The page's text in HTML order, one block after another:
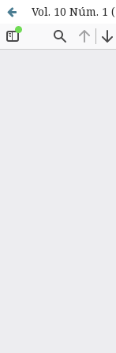
Vol. 10 Núm. 1